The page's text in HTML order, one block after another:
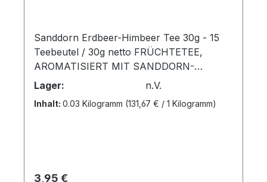
Sanddorn Erdbeer-Himbeer Tee 30g - 15
Teebeutel / 30g netto FRÜCHTETEE,
AROMATISIERT MIT SANDDORN-
ERDBEER-HIMBEER-
GESCHMACKZubereitung: Pro Tasse 1
Aufgussbeutel mit kochendem Wasser
Lager: n.V.
Inhalt: 0.03 Kilogramm (131,67 € / 1 Kilogramm)
Regulärer Preis:
3,95 €